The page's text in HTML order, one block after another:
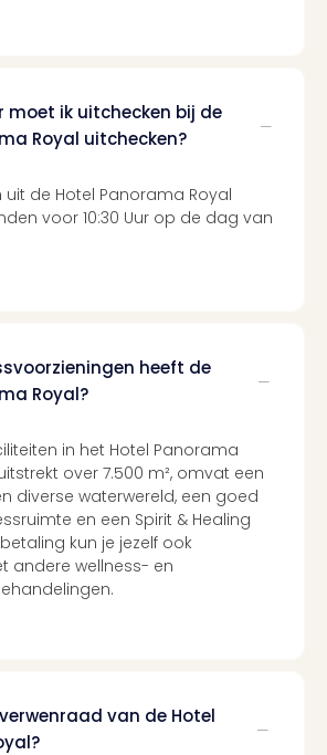
moet ik uitchecken bij de
Royal uitchecken?
uit de Hotel Panorama Royal
voor 10:30 Uur op de dag van
heeft de
Royal?
in het Hotel Panorama
over 7.500 m², omvat een
diverse waterwereld, een goed
en een Spirit & Healing
kun je jezelf ook
andere wellness- en
van de Hotel